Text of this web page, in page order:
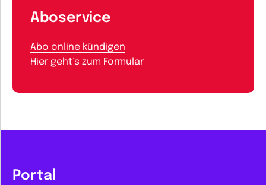
Aboservice
Abo online kündigen
Hier geht’s zum Formular
Portal